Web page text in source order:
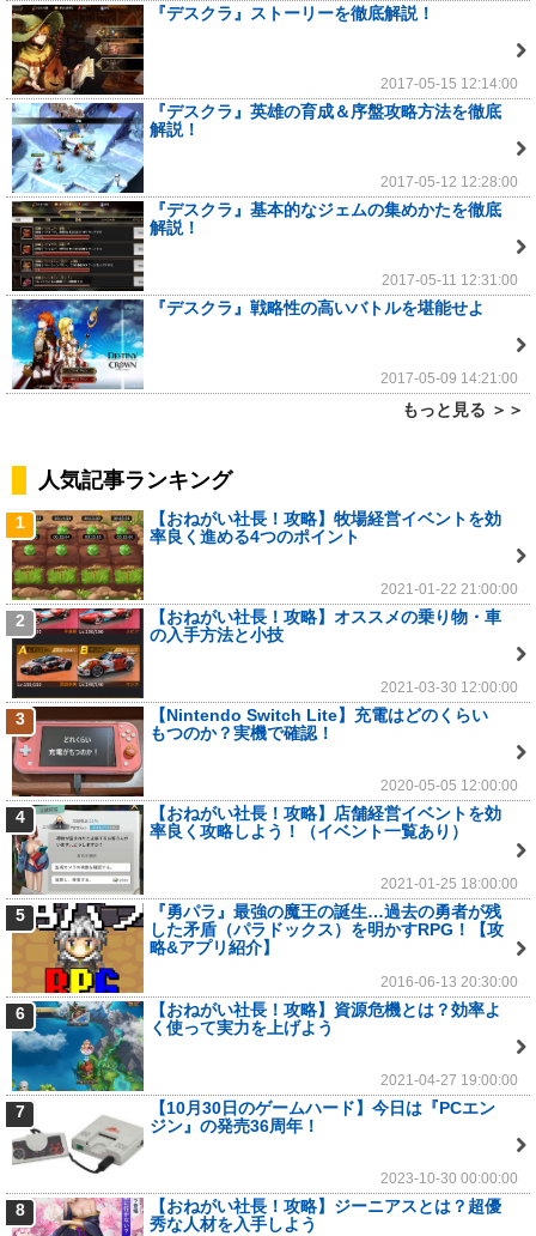
『デスクラ』ストーリーを徹底解説！
2017-05-15 12:14:00
『デスクラ』英雄の育成＆序盤攻略方法を徹底
解説！
2017-05-12 12:28:00
『デスクラ』基本的なジェムの集めかたを徹底
解説！
2017-05-11 12:31:00
『デスクラ』戦略性の高いバトルを堪能せよ
2017-05-09 14:21:00
もっと見る ＞＞
人気記事ランキング
1
【おねがい社長！攻略】牧場経営イベントを効
率良く進める4つのポイント
2021-01-22 21:00:00
2
【おねがい社長！攻略】オススメの乗り物・車
の入手方法と小技
2021-03-30 12:00:00
3
【Nintendo Switch Lite】充電はどのくらい
もつのか？実機で確認！
2020-05-05 12:00:00
4
【おねがい社長！攻略】店舗経営イベントを効
率良く攻略しよう！（イベント一覧あり）
2021-01-25 18:00:00
5
『勇パラ』最強の魔王の誕生…過去の勇者が残
した矛盾（パラドックス）を明かすRPG！【攻
略&アプリ紹介】
2016-06-13 20:30:00
6
【おねがい社長！攻略】資源危機とは？効率よ
く使って実力を上げよう
2021-04-27 19:00:00
7
【10月30日のゲームハード】今日は『PCエン
ジン』の発売36周年！
2023-10-30 00:00:00
8
【おねがい社長！攻略】ジーニアスとは？超優
秀な人材を入手しよう